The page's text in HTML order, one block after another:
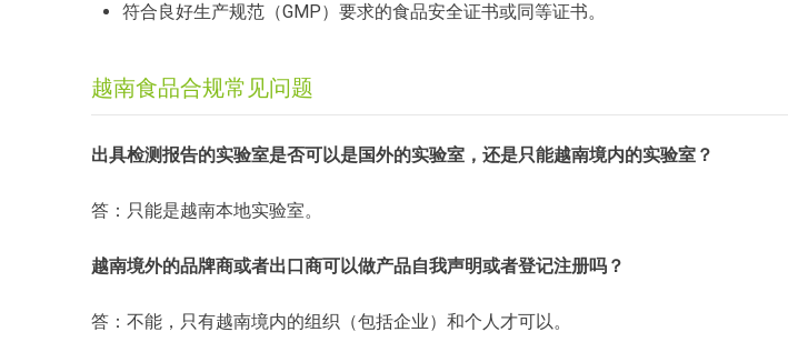
符合良好生产规范（GMP）要求的食品安全证书或同等证书。
越南食品合规常见问题
出具检测报告的实验室是否可以是国外的实验室，还是只能越南境内的实验室？
答：只能是越南本地实验室。
越南境外的品牌商或者出口商可以做产品自我声明或者登记注册吗？
答：不能，只有越南境内的组织（包括企业）和个人才可以。